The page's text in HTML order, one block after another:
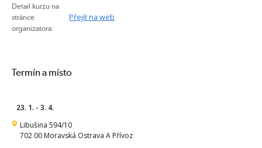
Detail kurzu na
stránce
organizatora:
Přejít na web
Termín a místo
23. 1. - 3. 4.
Libušina 594/10
702 00 Moravská Ostrava A Přívoz